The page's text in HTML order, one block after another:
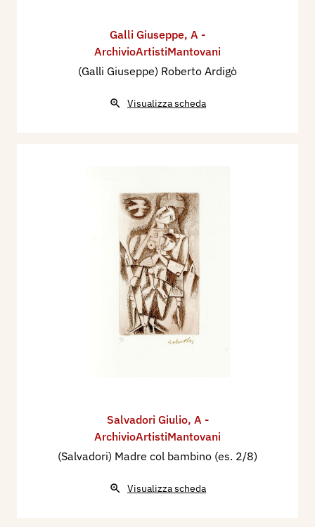
Galli Giuseppe, A -
ArchivioArtistiMantovani
(Galli Giuseppe) Roberto Ardigò
Visualizza scheda
Salvadori Giulio, A -
ArchivioArtistiMantovani
(Salvadori) Madre col bambino (es. 2/8)
Visualizza scheda